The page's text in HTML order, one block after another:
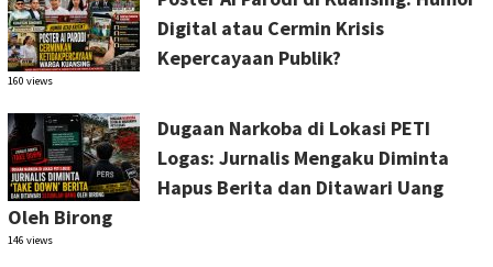
Digital atau Cermin Krisis
Kepercayaan Publik?
160 views
Dugaan Narkoba di Lokasi PETI
Logas: Jurnalis Mengaku Diminta
Hapus Berita dan Ditawari Uang
Oleh Birong
146 views